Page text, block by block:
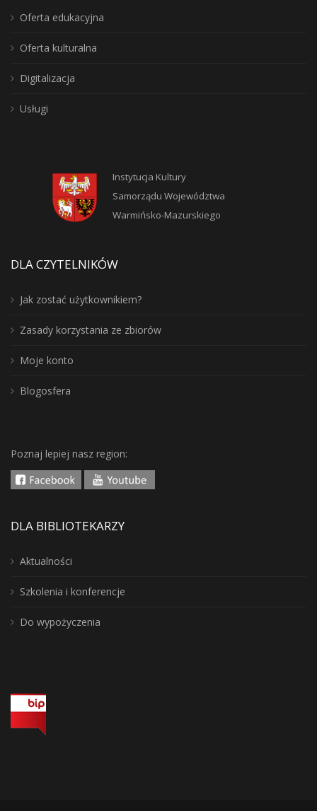
Oferta edukacyjna
Oferta kulturalna
Digitalizacja
Usługi
Instytucja Kultury
Samorządu Województwa
Warmińsko-Mazurskiego
DLA CZYTELNIKÓW
Jak zostać użytkownikiem?
Zasady korzystania ze zbiorów
Moje konto
Blogosfera
Poznaj lepiej nasz region:
DLA BIBLIOTEKARZY
Aktualności
Szkolenia i konferencje
Do wypożyczenia